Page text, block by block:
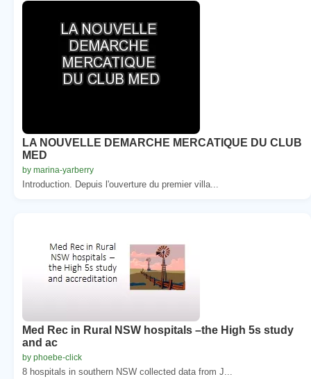
LA NOUVELLE DEMARCHE MERCATIQUE DU CLUB
MED
by marina-yarberry
Introduction. Depuis l'ouverture du premier villa...
Med Rec in Rural NSW hospitals –the High 5s study
and ac
by phoebe-click
8 hospitals in southern NSW collected data from J...